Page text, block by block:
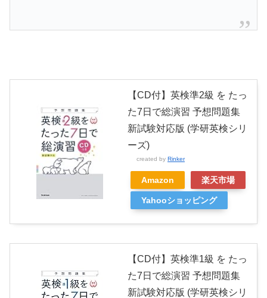
【CD付】英検準2級 を たっ
た7日で総演習 予想問題集
新試験対応版 (学研英検シリ
ーズ)
created by Rinker
Amazon 楽天市場
Yahooショッピング
【CD付】英検準1級 を たっ
た7日で総演習 予想問題集
新試験対応版 (学研英検シリ